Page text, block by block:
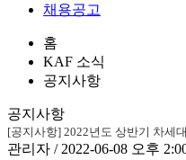
채용공고
홈
KAF 소식
공지사항
공지사항
[공지사항] 2022년도 상반기 차세
관리자 / 2022-06-08 오후